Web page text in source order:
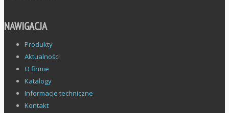
NAWIGACJA
Produkty
Aktualności
O firmie
Katalogy
Informacje techniczne
Kontakt